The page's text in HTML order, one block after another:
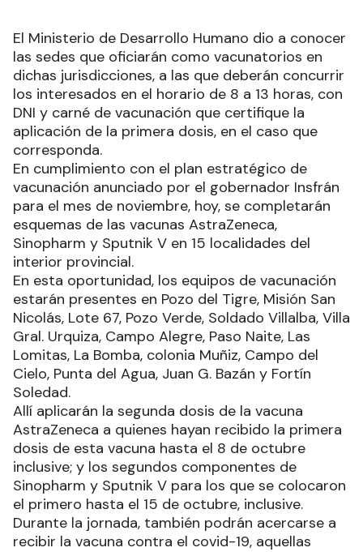
El Ministerio de Desarrollo Humano dio a conocer
las sedes que oficiarán como vacunatorios en
dichas jurisdicciones, a las que deberán concurrir
los interesados en el horario de 8 a 13 horas, con
DNI y carné de vacunación que certifique la
aplicación de la primera dosis, en el caso que
corresponda.
En cumplimiento con el plan estratégico de
vacunación anunciado por el gobernador Insfrán
para el mes de noviembre, hoy, se completarán
esquemas de las vacunas AstraZeneca,
Sinopharm y Sputnik V en 15 localidades del
interior provincial.
En esta oportunidad, los equipos de vacunación
estarán presentes en Pozo del Tigre, Misión San
Nicolás, Lote 67, Pozo Verde, Soldado Villalba, Villa
Gral. Urquiza, Campo Alegre, Paso Naite, Las
Lomitas, La Bomba, colonia Muñiz, Campo del
Cielo, Punta del Agua, Juan G. Bazán y Fortín
Soledad.
Allí aplicarán la segunda dosis de la vacuna
AstraZeneca a quienes hayan recibido la primera
dosis de esta vacuna hasta el 8 de octubre
inclusive; y los segundos componentes de
Sinopharm y Sputnik V para los que se colocaron
el primero hasta el 15 de octubre, inclusive.
Durante la jornada, también podrán acercarse a
recibir la vacuna contra el covid-19, aquellas